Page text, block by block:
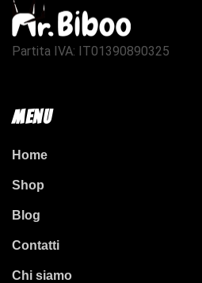
Partita IVA: IT01390890325
Menu
Home
Shop
Blog
Contatti
Chi siamo